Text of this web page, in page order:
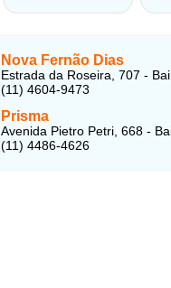
Nova Fernão Dias
Estrada da Roseira, 707 -
(11) 4604-9473
Prisma
Avenida Pietro Petri, 668 -
(11) 4486-4626